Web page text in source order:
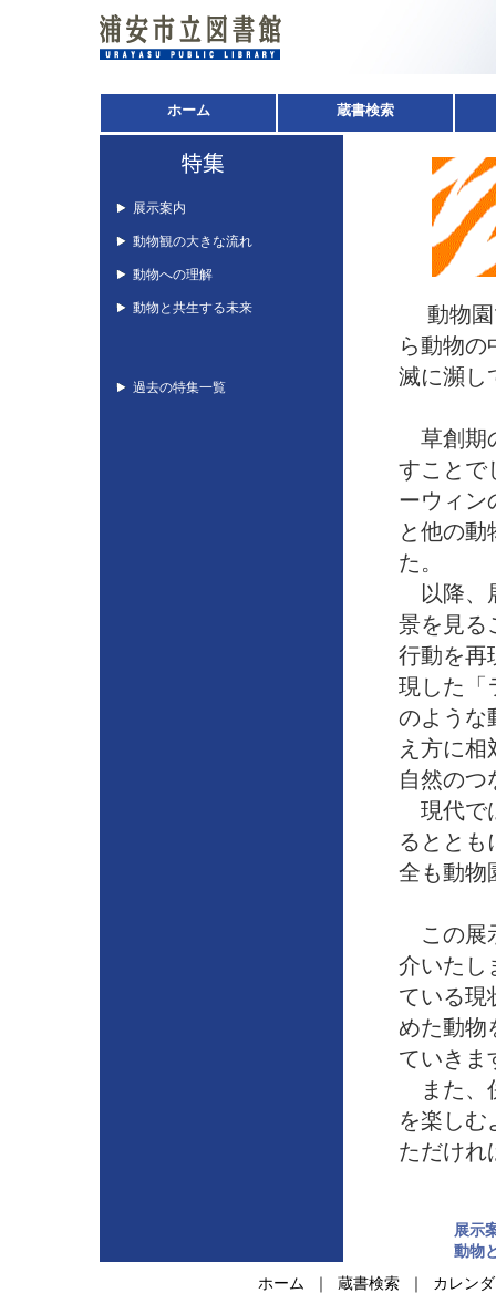
動物園
ら動物の
滅に瀕し
草創期
すことで
ーウィン
と他の動
た。
以降、
景を見る
行動を再
現した「
のような
え方に相
自然のつ
現代で
るととも
全も動物
この展
介いたし
ている現
めた動物
ていきま
また、
を楽しむ
ただけれ
展示
動物
展示案内
動物観の大きな流れ
動物への理解
動物と共生する未来
過去の特集一覧
ホーム 蔵書検索
ホーム ｜ 蔵書検索 ｜ カレン